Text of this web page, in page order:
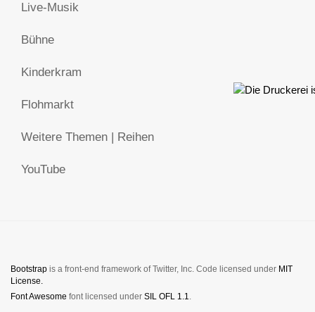
Live-Musik
Bühne
Kinderkram
Flohmarkt
Weitere Themen | Reihen
YouTube
Bootstrap is a front-end framework of Twitter, Inc. Code licensed under MIT
License.
Font Awesome font licensed under SIL OFL 1.1.